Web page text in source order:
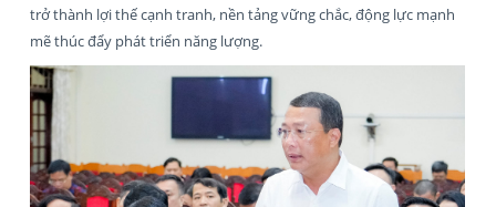
trở thành lợi thế cạnh tranh, nền tảng vững chắc, động lực mạnh
mẽ thúc đẩy phát triển năng lượng.